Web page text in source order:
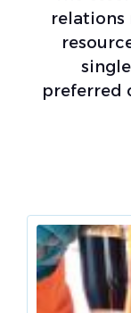
relations
preferred